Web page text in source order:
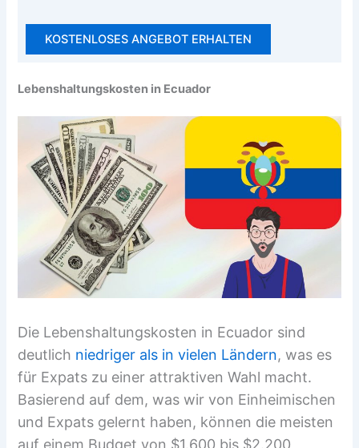
KOSTENLOSES ANGEBOT ERHALTEN
Lebenshaltungskosten in Ecuador
Die Lebenshaltungskosten in Ecuador sind
deutlich niedriger als in vielen Ländern, was es
für Expats zu einer attraktiven Wahl macht.
Basierend auf dem, was wir von Einheimischen
und Expats gelernt haben, können die meisten
auf einem Budget von $1.600 bis $2.200